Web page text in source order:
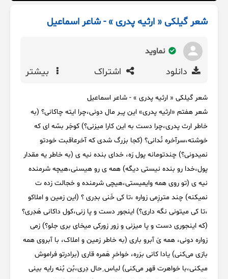
شعر گيلکی « ارثیه پدری » - شاعر اسماعیل
نماوید
دانلود اشتراک بیشتر
شعر گيلکی « ارثیه پدری » - شاعر اسماعیل
شعر هفتم «ارثیه پدری» این پـِر مال دونی،چرا ایته چاکانی؟ (به
خاطر ارث پدری،چرا دست به این کارا میزنی؟) کوجَر بسّه ای که
خوشته،سرآخره نُدانی؟ (کجا بزرگ شدی که آخرعاقبت خودتو
نمیدونی؟) چندتومانه پول رَه، خدای بنده نیه ی (به خاطر یه مقدار
پول،خدا رو بنده نیستی دیگه) همه ی رو هیسنی،هیچه شرمنده
نیه ی (تو روی همه وایمیستی،هیچی شرمنده و خجالت زده ت
نمیکنه) چند مترزِمی زواره ،تا کی خَنی بدِری ؟ (این زمین و املاکو
،تا کی میتونی نگه داری؟) اینجور دست و پا زنی،کول داکانی هَدِری؟
(که اینجوری دست و پا میزنی و زور زورکی میخای بری جلو؟) زمی
زواره دونی، همه یَ آبرو باری (به خاطر زمین و املاک، با آبروی همه
بازی می‌کنی) یادا کانی برَره، خواخرِ هَمره قاری (برادرتو فراموش
میکنی،با خواهرت قهر می‌کنی) لیاس ِحال دِری،بُن بُنه رایه بینی